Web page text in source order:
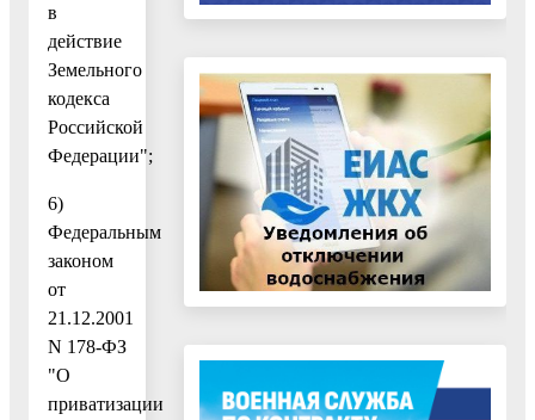
в
действие
Земельного
кодекса
Российской
Федерации";
6)
Федеральным
законом
от
21.12.2001
N 178-ФЗ
"О
приватизации